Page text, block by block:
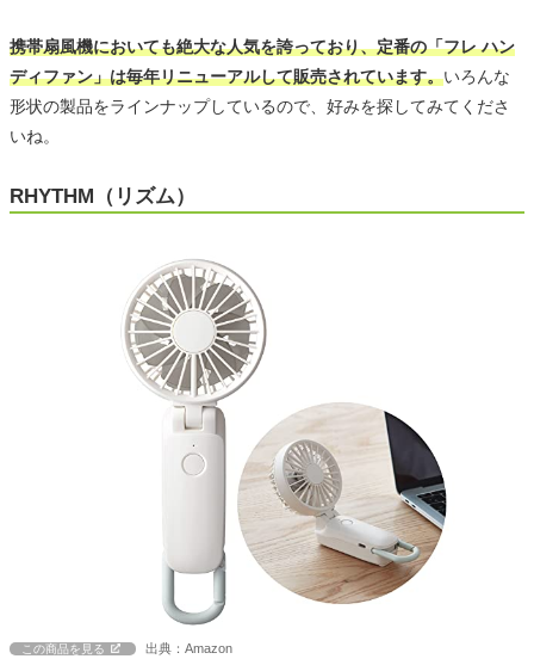
携帯扇風機においても絶大な人気を誇っており、定番の「フレ ハン
ディファン」は毎年リニューアルして販売されています。いろんな
形状の製品をラインナップしているので、好みを探してみてくださ
いね。
RHYTHM（リズム）
この商品を見る 出典：Amazon